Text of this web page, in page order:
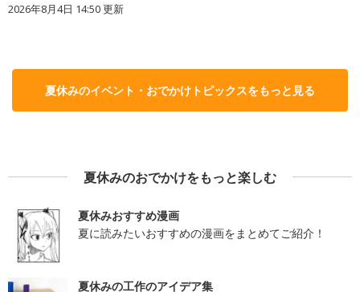
2026年8月4日 14:50更新
夏休みのイベント・おでかけトピックスをもっと見る
夏休みのおでかけをもっと楽しむ
夏休みおすすめ漫画
夏に読みたいおすすめの漫画をまとめてご紹介！
夏休みの工作のアイデア集